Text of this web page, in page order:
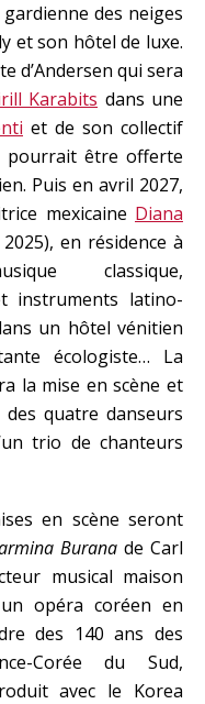
gardienne des neiges
et son hôtel de luxe.
d’Andersen qui sera
Karabits dans une
et de son collectif
pourrait être offerte
Puis en avril 2027,
mexicaine Diana
en résidence à
classique,
instruments latino-
un hôtel vénitien
écologiste… La
la mise en scène et
quatre danseurs
trio de chanteurs
en scène seront
Buranade Carl
musical maison
opéra coréen en
des 140 ans des
Corée du Sud,
avec le Korea